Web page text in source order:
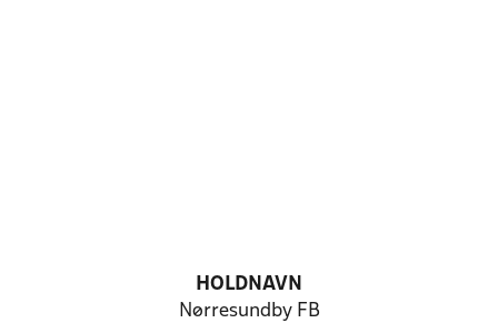
HOLDNAVN
Nørresundby FB